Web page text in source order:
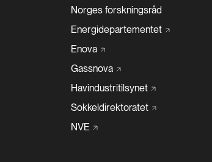
Norges forskningsråd
Energidepartementet
Enova
Gassnova
Havindustritilsynet
Sokkeldirektoratet
NVE